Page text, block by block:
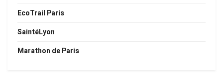
EcoTrail Paris
SaintéLyon
Marathon de Paris